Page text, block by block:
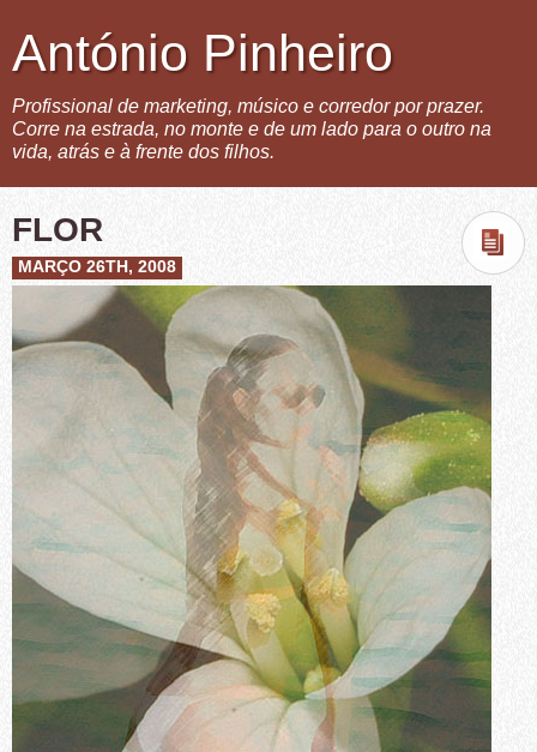
António Pinheiro
Profissional de marketing, músico e corredor por prazer.
Corre na estrada, no monte e de um lado para o outro na
vida, atrás e à frente dos filhos.
FLOR
MARÇO 26TH, 2008